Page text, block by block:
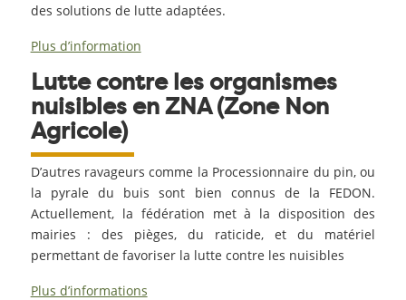
des solutions de lutte adaptées.
Plus d’information
Lutte contre les organismes
nuisibles en ZNA (Zone Non
Agricole)
D’autres ravageurs comme la Processionnaire du pin, ou
la pyrale du buis sont bien connus de la FEDON.
Actuellement, la fédération met à la disposition des
mairies : des pièges, du raticide, et du matériel
permettant de favoriser la lutte contre les nuisibles
Plus d’informations